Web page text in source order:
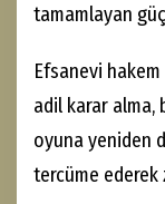
tamamlayan
Efsanevi
adil karar alma,
oyuna yeniden
tercüme